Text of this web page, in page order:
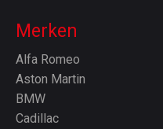
Merken
Alfa Romeo
Aston Martin
BMW
Cadillac